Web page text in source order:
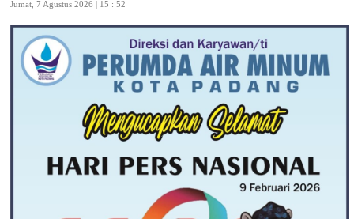
Jumat, 7 Agustus 2026 | 15 : 52